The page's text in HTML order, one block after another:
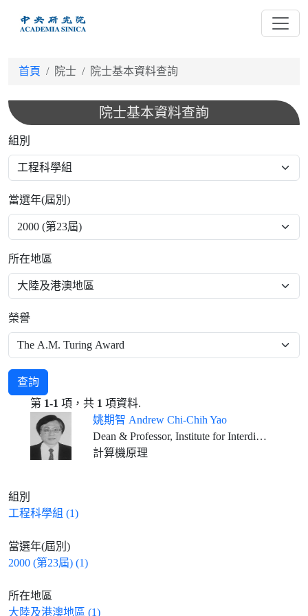
首頁 院士 院士基本資料查詢
院士基本資料查詢
組別
當選年(屆別)
所在地區
榮譽
查詢
第 1-1 項，共 1 項資料.
姚期智 Andrew Chi-Chih Yao
Dean & Professor, Institute for Interdisciplinary Information Sciences, Tsinghua University, Beijing
計算機原理
組別
工程科學組 (1)
當選年(屆別)
2000 (第23屆) (1)
所在地區
大陸及港澳地區 (1)